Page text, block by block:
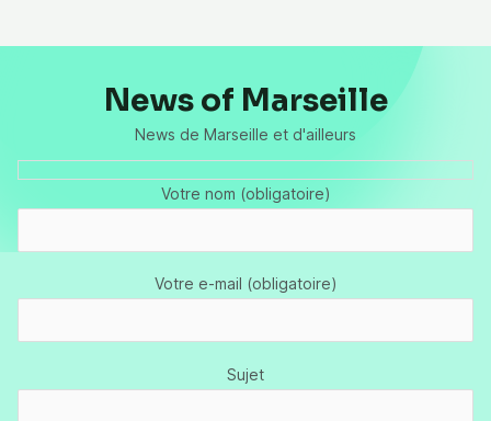
News of Marseille
News de Marseille et d'ailleurs
Votre nom (obligatoire)
Votre e-mail (obligatoire)
Sujet